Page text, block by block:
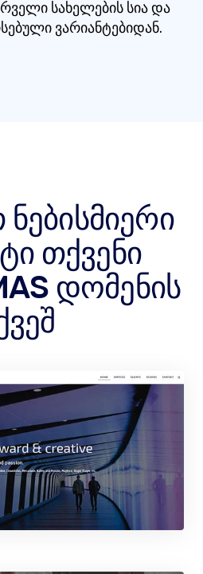
სახელების სია და
ვარიანტებიდან.
ნებისმიერი
თქვენი
დომენის